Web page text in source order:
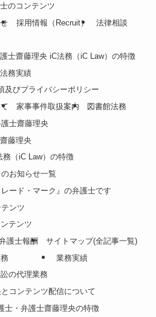
のコンテンツ
採用情報（Recruit） 法律相談
士齋藤理央 iC法務（iC Law）の特徴
法務実績
及びプライバシーポリシー
家事事件取扱案内
図書館法務
士齋藤理央
藤理央
（iC Law）の特徴
お知らせ一覧
レード・マーク』の弁護士です
ンツ
テンツ
護士報酬
サイトマップ(全記事一覧)
の代理業務
業務実績
コンテンツ配信について
士・弁護士齋藤理央の特徴